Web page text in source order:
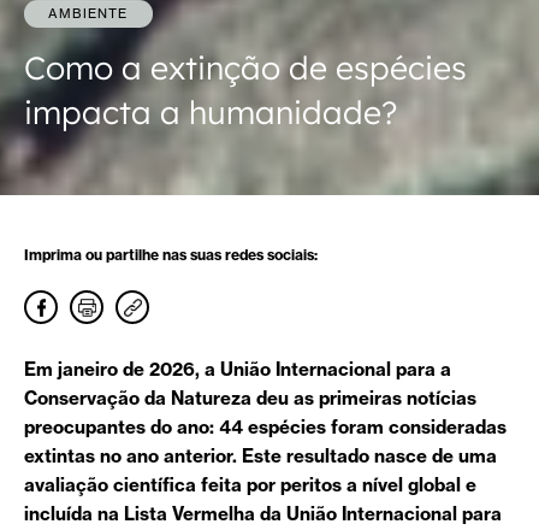
AMBIENTE
Como a extinção de espécies
impacta a humanidade?
Imprima ou partilhe nas suas redes sociais:
Em janeiro de 2026, a União Internacional para a
Conservação da Natureza deu as primeiras notícias
preocupantes do ano: 44 espécies foram consideradas
extintas no ano anterior. Este resultado nasce de uma
avaliação científica feita por peritos a nível global e
incluída na Lista Vermelha da União Internacional para